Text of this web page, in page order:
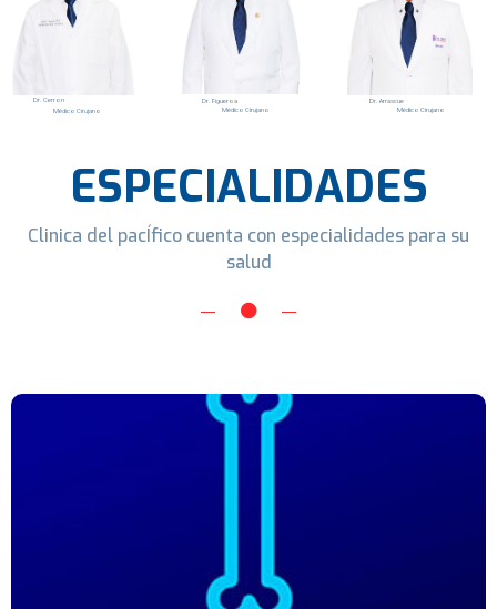
ESPECIALIDADES
Clinica del pacÍfico cuenta con especialidades para su
salud
fracturas a nivel de huesos, músculos, tendones y